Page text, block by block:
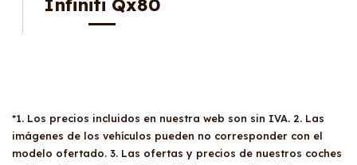
Infiniti Qx80
*1. Los precios incluidos en nuestra web son sin IVA. 2. Las
imágenes de los vehículos pueden no corresponder con el
modelo ofertado. 3. Las ofertas y precios de nuestros coches